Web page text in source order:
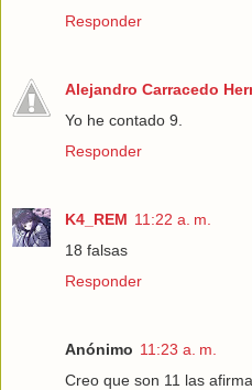
Responder
Alejandro Carracedo
Yo he contado 9.
Responder
K4_REM 11:22 a. m.
18 falsas
Responder
Anónimo 11:23 a. m.
Creo que son 11 las